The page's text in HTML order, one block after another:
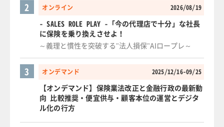
オンライン 2026/08/19
2
- SALES ROLE PLAY -「今の代理店で十分」な社長
に保険を乗り換えさせよ！
～義理と慣性を突破する"法人損保"AIロープレ～
オンデマンド 2025/12/16-09/25
3
【オンデマンド】保険業法改正と金融行政の最新動
向 比較推奨・便宜供与・顧客本位の運営とデジタ
ル化の行方